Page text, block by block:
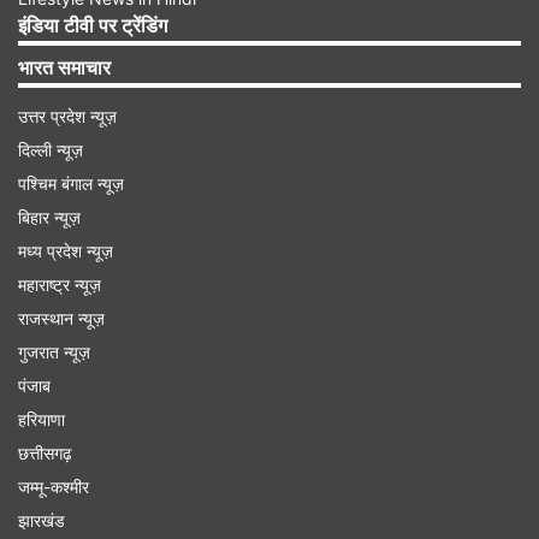
विराट कोहली ने खेली मैच विनिंग पारी
इंडिया टीवी पर ट्रेंडिंग
भारत समाचार
उत्तर प्रदेश न्यूज़
दिल्ली न्यूज़
पश्चिम बंगाल न्यूज़
बिहार न्यूज़
मध्य प्रदेश न्यूज़
महाराष्ट्र न्यूज़
राजस्थान न्यूज़
गुजरात न्यूज़
पंजाब
हरियाणा
छत्तीसगढ़
जम्मू-कश्मीर
झारखंड